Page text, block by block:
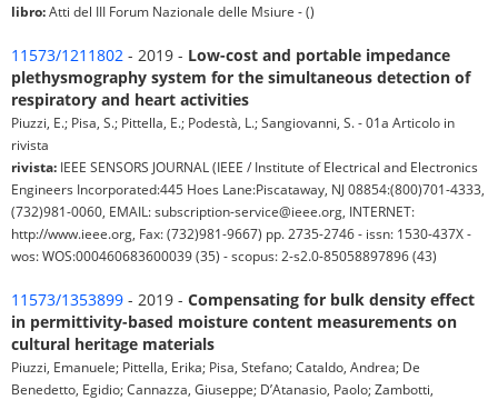
libro:Atti del III Forum Nazionale delle Msiure - ()
11573/1211802 - 2019 - Low-cost and portable impedance
plethysmography system for the simultaneous detection of
respiratory and heart activities
Piuzzi, E.; Pisa, S.; Pittella, E.; Podestà, L.; Sangiovanni, S. - 01a Articolo in
rivista
rivista: IEEE SENSORS JOURNAL (IEEE / Institute of Electrical and Electronics
Engineers Incorporated:445 Hoes Lane:Piscataway, NJ 08854:(800)701-4333,
(732)981-0060, EMAIL: subscription-service@ieee.org, INTERNET:
http://www.ieee.org, Fax: (732)981-9667) pp. 2735-2746 - issn: 1530-437X -
wos: WOS:000460683600039 (35) - scopus: 2-s2.0-85058897896 (43)
11573/1353899 - 2019 - Compensating for bulk density effect
in permittivity-based moisture content measurements on
cultural heritage materials
Piuzzi, Emanuele; Pittella, Erika; Pisa, Stefano; Cataldo, Andrea; De
Benedetto, Egidio; Cannazza, Giuseppe; D’Atanasio, Paolo; Zambotti,